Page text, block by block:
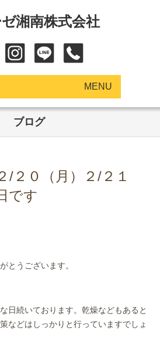
湘南株式会社
MENU
ブログ
２０（月）２/２１
です
とうございます。
日続いております。乾燥などもあると
などはしっかりと行っていますでしょ